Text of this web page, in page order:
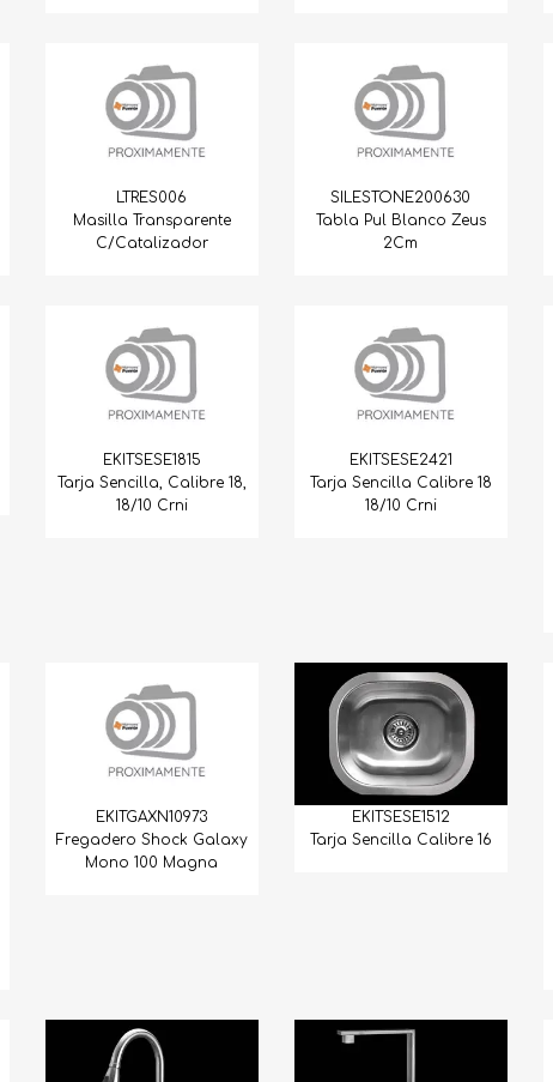
LTRES006
Masilla Transparente
C/Catalizador
SILESTONE200630
Tabla Pul Blanco Zeus
2Cm
EKITSESE1815
Tarja Sencilla, Calibre 18,
18/10 Crni
EKITSESE2421
Tarja Sencilla Calibre 18
18/10 Crni
EKITGAXN10973
Fregadero Shock Galaxy
Mono 100 Magna
EKITSESE1512
Tarja Sencilla Calibre 16